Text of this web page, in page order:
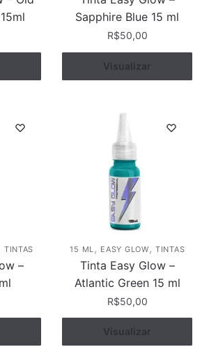
Sapphire Blue 15 ml
R$50,00
Comprar
Visualizar
TINTAS
–
15 ML , EASY GLOW ,TINTAS
Tinta Easy Glow –
Atlantic Green 15 ml
R$50,00
Comprar
Visualizar